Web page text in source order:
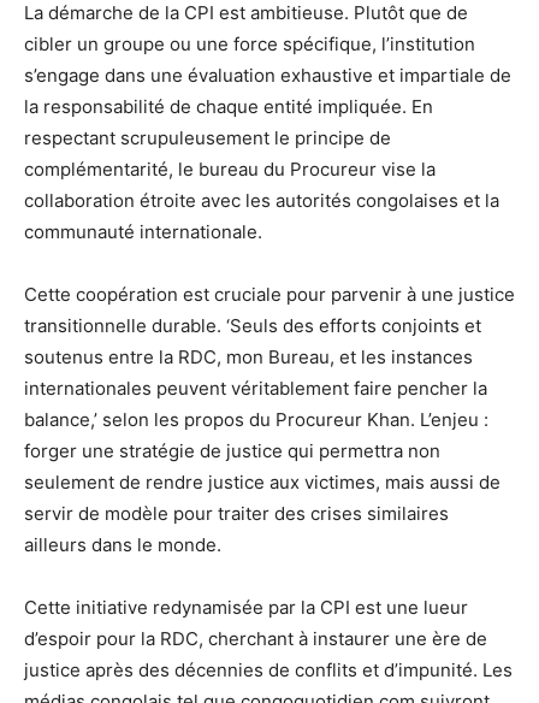
La démarche de la CPI est ambitieuse. Plutôt que de
cibler un groupe ou une force spécifique, l’institution
s’engage dans une évaluation exhaustive et impartiale de
la responsabilité de chaque entité impliquée. En
respectant scrupuleusement le principe de
complémentarité, le bureau du Procureur vise la
collaboration étroite avec les autorités congolaises et la
communauté internationale.
Cette coopération est cruciale pour parvenir à une justice
transitionnelle durable. ‘Seuls des efforts conjoints et
soutenus entre la RDC, mon Bureau, et les instances
internationales peuvent véritablement faire pencher la
balance,’ selon les propos du Procureur Khan. L’enjeu :
forger une stratégie de justice qui permettra non
seulement de rendre justice aux victimes, mais aussi de
servir de modèle pour traiter des crises similaires
ailleurs dans le monde.
Cette initiative redynamisée par la CPI est une lueur
d’espoir pour la RDC, cherchant à instaurer une ère de
justice après des décennies de conflits et d’impunité. Les